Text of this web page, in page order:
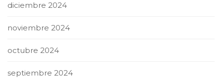
diciembre 2024
noviembre 2024
octubre 2024
septiembre 2024